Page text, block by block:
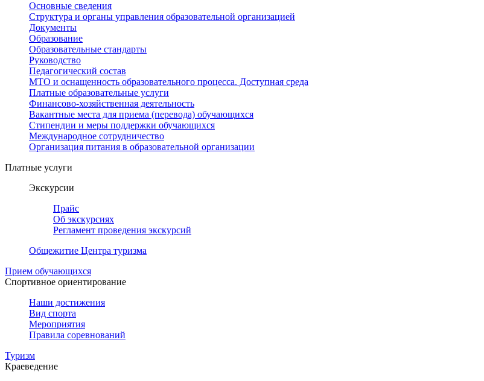
Основные сведения
Структура и органы управления образовательной организацией
Документы
Образование
Образовательные стандарты
Руководство
Педагогический состав
МТО и оснащенность образовательного процесса. Доступная среда
Платные образовательные услуги
Финансово-хозяйственная деятельность
Вакантные места для приема (перевода) обучающихся
Стипендии и меры поддержки обучающихся
Международное сотрудничество
Организация питания в образовательной организации
Платные услуги
Экскурсии
Прайс
Об экскурсиях
Регламент проведения экскурсий
Общежитие Центра туризма
Прием обучающихся
Спортивное ориентирование
Наши достижения
Вид спорта
Мероприятия
Правила соревнований
Туризм
Краеведение